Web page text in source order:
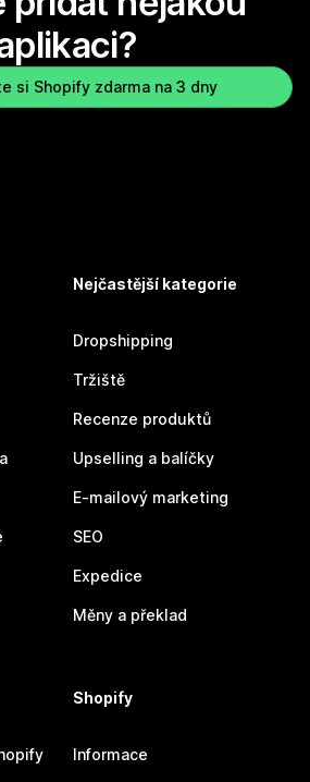
si Shopify zdarma na 3 dny
Nejčastější kategorie
Dropshipping
Tržiště
Recenze produktů
Upselling a balíčky
E-mailový marketing
SEO
Expedice
Měny a překlad
Shopify
Informace